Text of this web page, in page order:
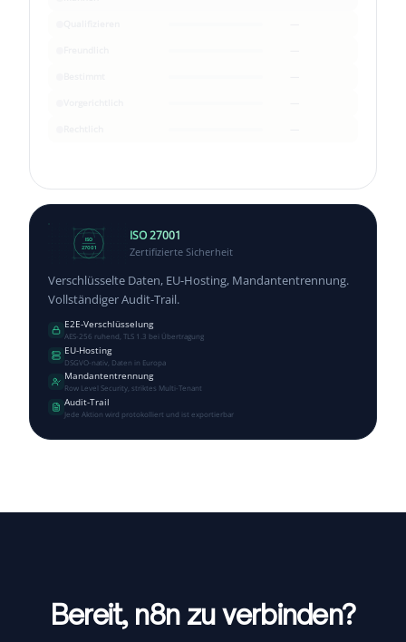
ISO
27001
ISO 27001
Zertifizierte Sicherheit
Verschlüsselte Daten, EU-Hosting, Mandantentrennung.
Vollständiger Audit-Trail.
E2E-Verschlüsselung
AES-256 ruhend, TLS 1.3 bei Übertragung
EU-Hosting
DSGVO-nativ, Daten in Europa
Mandantentrennung
Row Level Security, striktes Multi-Tenant
Audit-Trail
Jede Aktion wird protokolliert und ist exportierbar
Bereit, n8n zu verbinden?